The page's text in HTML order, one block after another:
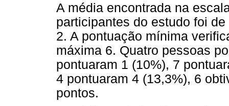
A média encontrada na
participantes do estudo foi
2. A pontuação mínima
máxima 6. Quatro pessoas
pontuaram 1 (10%), 7
4 pontuaram 4 (13,3%), 6
pontos.